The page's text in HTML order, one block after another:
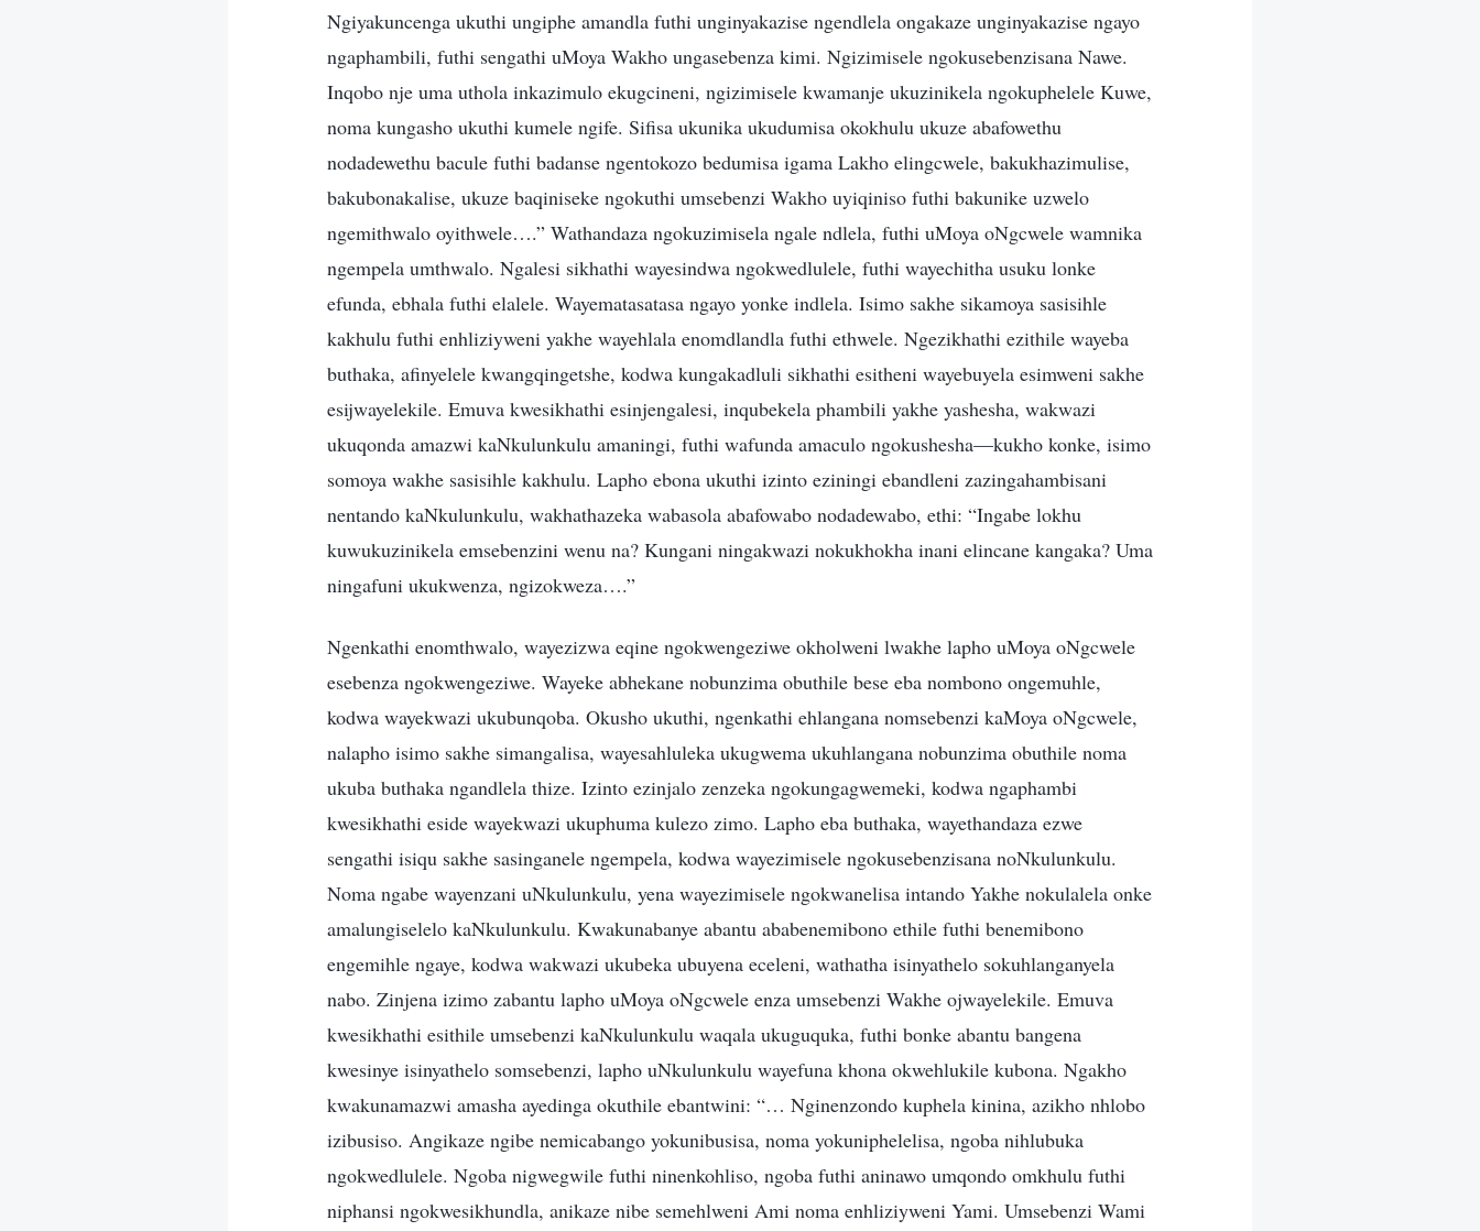
Ngiyakuncenga ukuthi ungiphe amandla futhi unginyakazise ngendlela ongakaze unginyakazise ngayo
ngaphambili, futhi sengathi uMoya Wakho ungasebenza kimi. Ngizimisele ngokusebenzisana Nawe.
Inqobo nje uma uthola inkazimulo ekugcineni, ngizimisele kwamanje ukuzinikela ngokuphelele Kuwe,
noma kungasho ukuthi kumele ngife. Sifisa ukunika ukudumisa okokhulu ukuze abafowethu
nodadewethu bacule futhi badanse ngentokozo bedumisa igama Lakho elingcwele, bakukhazimulise,
bakubonakalise, ukuze baqiniseke ngokuthi umsebenzi Wakho uyiqiniso futhi bakunike uzwelo
ngemithwalo oyithwele….” Wathandaza ngokuzimisela ngale ndlela, futhi uMoya oNgcwele wamnika
ngempela umthwalo. Ngalesi sikhathi wayesindwa ngokwedlulele, futhi wayechitha usuku lonke
efunda, ebhala futhi elalele. Wayematasatasa ngayo yonke indlela. Isimo sakhe sikamoya sasisihle
kakhulu futhi enhliziyweni yakhe wayehlala enomdlandla futhi ethwele. Ngezikhathi ezithile wayeba
buthaka, afinyelele kwangqingetshe, kodwa kungakadluli sikhathi esitheni wayebuyela esimweni sakhe
esijwayelekile. Emuva kwesikhathi esinjengalesi, inqubekela phambili yakhe yashesha, wakwazi
ukuqonda amazwi kaNkulunkulu amaningi, futhi wafunda amaculo ngokushesha—kukho konke, isimo
somoya wakhe sasisihle kakhulu. Lapho ebona ukuthi izinto eziningi ebandleni zazingahambisani
nentando kaNkulunkulu, wakhathazeka wabasola abafowabo nodadewabo, ethi: “Ingabe lokhu
kuwukuzinikela emsebenzini wenu na? Kungani ningakwazi nokukhokha inani elincane kangaka? Uma
ningafuni ukukwenza, ngizokweza….”
Ngenkathi enomthwalo, wayezizwa eqine ngokwengeziwe okholweni lwakhe lapho uMoya oNgcwele
esebenza ngokwengeziwe. Wayeke abhekane nobunzima obuthile bese eba nombono ongemuhle,
kodwa wayekwazi ukubunqoba. Okusho ukuthi, ngenkathi ehlangana nomsebenzi kaMoya oNgcwele,
nalapho isimo sakhe simangalisa, wayesahluleka ukugwema ukuhlangana nobunzima obuthile noma
ukuba buthaka ngandlela thize. Izinto ezinjalo zenzeka ngokungagwemeki, kodwa ngaphambi
kwesikhathi eside wayekwazi ukuphuma kulezo zimo. Lapho eba buthaka, wayethandaza ezwe
sengathi isiqu sakhe sasinganele ngempela, kodwa wayezimisele ngokusebenzisana noNkulunkulu.
Noma ngabe wayenzani uNkulunkulu, yena wayezimisele ngokwanelisa intando Yakhe nokulalela onke
amalungiselelo kaNkulunkulu. Kwakunabanye abantu ababenemibono ethile futhi benemibono
engemihle ngaye, kodwa wakwazi ukubeka ubuyena eceleni, wathatha isinyathelo sokuhlanganyela
nabo. Zinjena izimo zabantu lapho uMoya oNgcwele enza umsebenzi Wakhe ojwayelekile. Emuva
kwesikhathi esithile umsebenzi kaNkulunkulu waqala ukuguquka, futhi bonke abantu bangena
kwesinye isinyathelo somsebenzi, lapho uNkulunkulu wayefuna khona okwehlukile kubona. Ngakho
kwakunamazwi amasha ayedinga okuthile ebantwini: “… Nginenzondo kuphela kinina, azikho nhlobo
izibusiso. Angikaze ngibe nemicabango yokunibusisa, noma yokuniphelelisa, ngoba nihlubuka
ngokwedlulele. Ngoba nigwegwile futhi ninenkohliso, ngoba futhi aninawo umqondo omkhulu futhi
niphansi ngokwesikhundla, anikaze nibe semehlweni Ami noma enhliziyweni Yami. Umsebenzi Wami